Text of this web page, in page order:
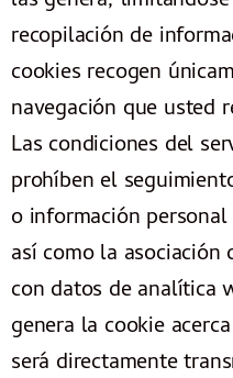
recopilación de
cookies recogen
navegación que usted
Las condiciones del
prohíben el
o información
así como la
con datos de analítica
genera la cookie
será directamente